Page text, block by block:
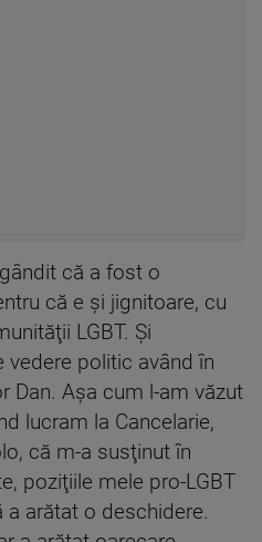
că a fost o
că e şi jignitoare, cu
LGBT. Şi
vedere politic având în
Dan. Aşa cum l-am văzut
lucram la Cancelarie,
că m-a susţinut în
poziţiile mele pro-LGBT
arătat o deschidere.